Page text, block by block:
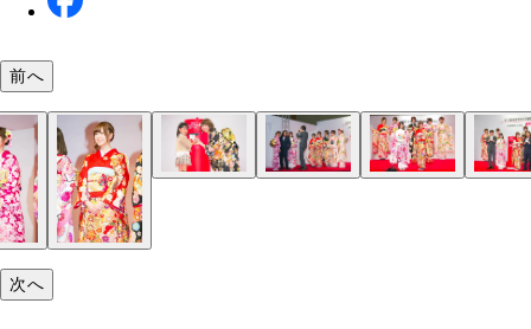
（後列・左から）星野みなみ、西野七瀬、橋本奈
秋元真夏、桜井玲香、（前列・左から）生田絵梨
「こんにちは～」「一緒に入れよっか」など、と
しく子供に接していた橋本。好感度アップ！
前へ
次へ